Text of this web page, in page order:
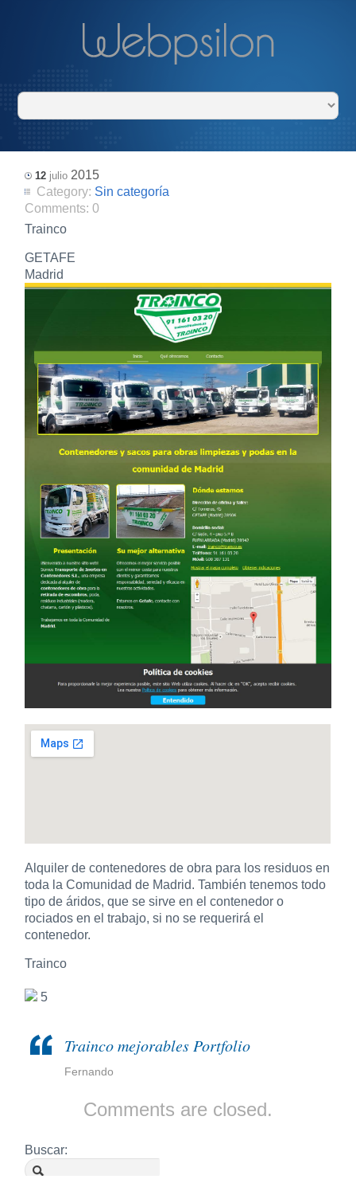
12 julio 2015
Category: Sin categoría
Comments:0
Trainco
GETAFE
Madrid
Alquiler de contenedores de obra para los residuos en
toda la Comunidad de Madrid. También tenemos todo
tipo de áridos, que se sirve en el contenedor o
rociados en el trabajo, si no se requerirá el
contenedor.
Trainco
5
Trainco mejorables Portfolio
Fernando
Comments are closed.
Buscar: